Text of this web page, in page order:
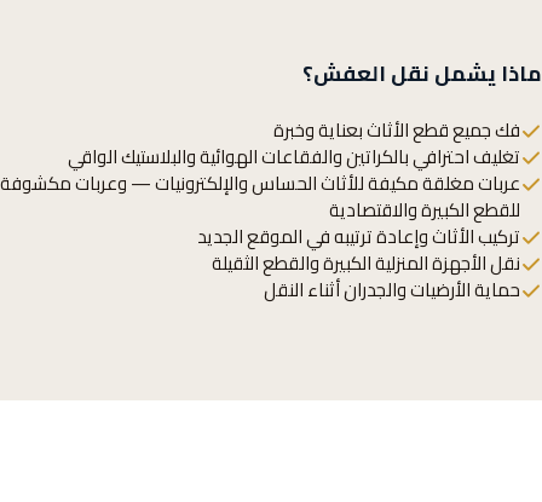
ماذا يشمل نقل العفش؟
فك جميع قطع الأثاث بعناية وخبرة
تغليف احترافي بالكراتين والفقاعات الهوائية والبلاستيك الواقي
عربات مغلقة مكيفة للأثاث الحساس والإلكترونيات — وعربات مكشوفة
للقطع الكبيرة والاقتصادية
تركيب الأثاث وإعادة ترتيبه في الموقع الجديد
نقل الأجهزة المنزلية الكبيرة والقطع الثقيلة
حماية الأرضيات والجدران أثناء النقل